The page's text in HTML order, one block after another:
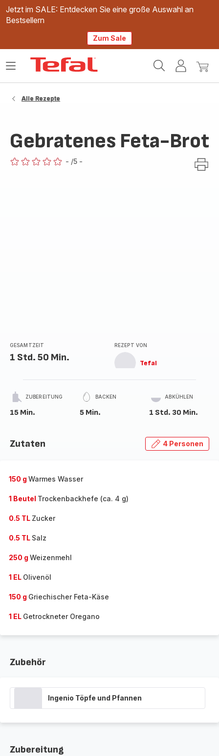
Jetzt im SALE: Entdecken Sie eine große Auswahl an
Bestsellern
Zum Sale
Mein
Mein
Das
Alle Rezepte
Gebratenes Feta-Brot
- /5 -
GESAMTZEIT
1 Std. 50 Min.
REZEPT VON
Tefal
ZUBEREITUNG
15 Min.
BACKEN
5 Min.
ABKÜHLEN
1 Std. 30 Min.
Zutaten 4 Personen
150 g Warmes Wasser
1 Beutel Trockenbackhefe (ca. 4 g)
0.5 TL Zucker
0.5 TL Salz
250 g Weizenmehl
1 EL Olivenöl
150 g Griechischer Feta-Käse
1 EL Getrockneter Oregano
Zubehör
Ingenio Töpfe und Pfannen
Zubereitung